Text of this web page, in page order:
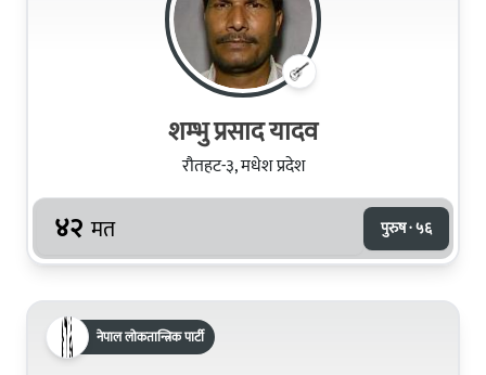
शम्‍भु प्रसाद यादव
रौतहट-३, मधेश प्रदेश
४२ मत पुरुष · ५६
नेपाल लोकतान्त्रिक पार्टी